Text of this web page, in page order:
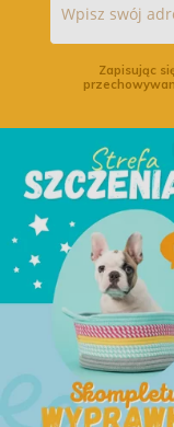
Zapisując